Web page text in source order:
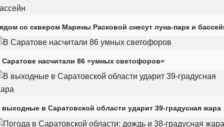
со сквером Марины Расковой снесут луна-парк и
Саратове насчитали 86 «умных светофоров»
выходные в Саратовской области ударит 39-градусная жара